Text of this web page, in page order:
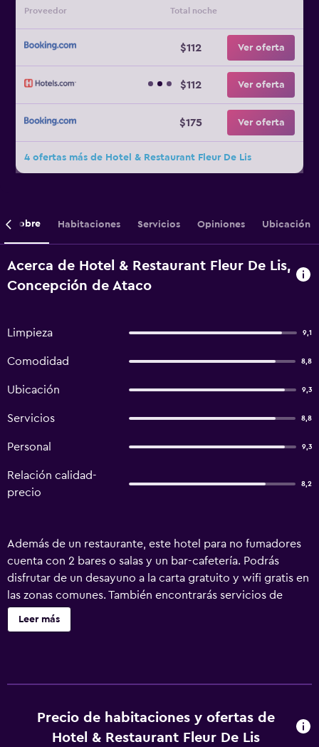
Proveedor Total noche
$112 Ver oferta
$112 Ver oferta
$175 Ver oferta
4 ofertas más de Hotel & Restaurant Fleur De Lis
Sobre Habitaciones Servicios Opiniones Ubicación
Acerca de Hotel & Restaurant Fleur De Lis,
Concepción de Ataco
Limpieza 9,1
Comodidad 8,8
Ubicación 9,3
Servicios 8,8
Personal 9,3
Relación calidad-
precio
8,2
Además de un restaurante, este hotel para no fumadores
cuenta con 2 bares o salas y un bar-cafetería. Podrás
disfrutar de un desayuno a la carta gratuito y wifi gratis en
las zonas comunes. También encontrarás servicios de
conserjería, servicio de tintorería y lavandería. Hotel &
Restaurant Fleur de Lis ofrece 13 alojamientos con aire
equipados con ducha con cabezal de ducha tipo lluvia.
Este hotel en Concepción de Ataco ofrece acceso a
Leer más
Precio de habitaciones y ofertas de
Hotel & Restaurant Fleur De Lis